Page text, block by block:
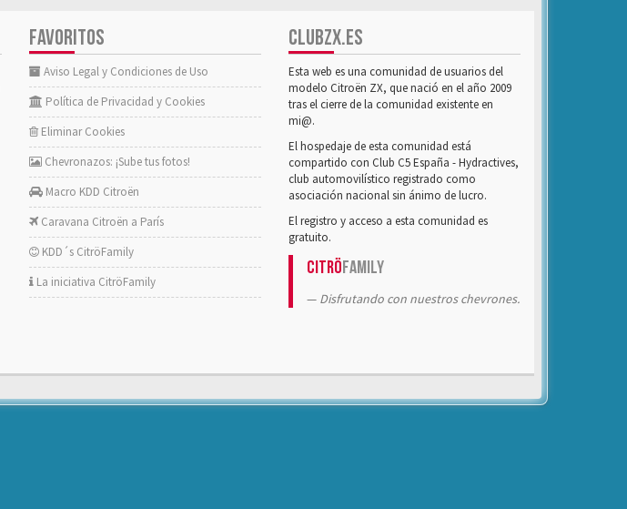
FAVORITOS
Aviso Legal y Condiciones de Uso
Política de Privacidad y Cookies
Eliminar Cookies
Chevronazos: ¡Sube tus fotos!
Macro KDD Citroën
Caravana Citroën a París
KDD´s CitröFamily
La iniciativa CitröFamily
CLUBZX.ES
Esta web es una comunidad de usuarios del
modelo Citroën ZX, que nació en el año 2009
tras el cierre de la comunidad existente en
mi@.
El hospedaje de esta comunidad está
compartido con Club C5 España - Hydractives,
club automovilístico registrado como
asociación nacional sin ánimo de lucro.
El registro y acceso a esta comunidad es
gratuito.
CitröFamily
Disfrutando con nuestros chevrones.